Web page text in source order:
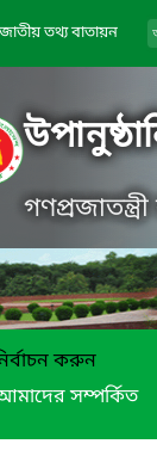
তথ্য বাতায়ন
করুন
সম্পর্কিত